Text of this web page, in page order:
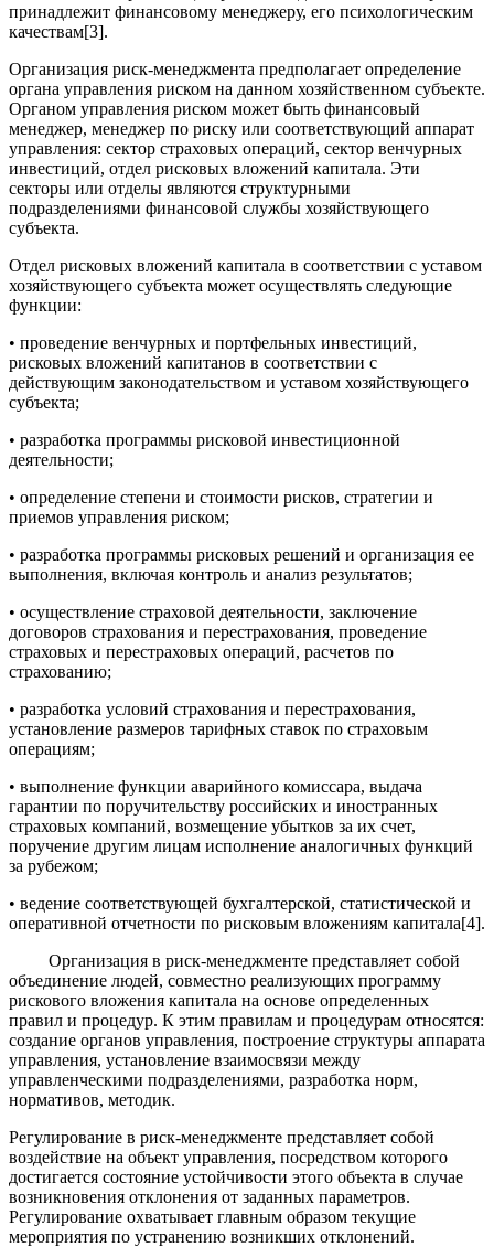
принадлежит финансовому менеджеру, его психологическим
качествам[3].
Организация риск-менеджмента предполагает определение
органа управления риском на данном хозяйственном субъекте.
Органом управления риском может быть финансовый
менеджер, менеджер по риску или соответствующий аппарат
управления: сектор страховых операций, сектор венчурных
инвестиций, отдел рисковых вложений капитала. Эти
секторы или отделы являются структурными
подразделениями финансовой службы хозяйствующего
субъекта.
Отдел рисковых вложений капитала в соответствии с уставом
хозяйствующего субъекта может осуществлять следующие
функции:
• проведение венчурных и портфельных инвестиций,
рисковых вложений капитанов в соответствии с
действующим законодательством и уставом хозяйствующего
субъекта;
• разработка программы рисковой инвестиционной
деятельности;
• определение степени и стоимости рисков, стратегии и
приемов управления риском;
• разработка программы рисковых решений и организация ее
выполнения, включая контроль и анализ результатов;
• осуществление страховой деятельности, заключение
договоров страхования и перестрахования, проведение
страховых и перестраховых операций, расчетов по
страхованию;
• разработка условий страхования и перестрахования,
установление размеров тарифных ставок по страховым
операциям;
• выполнение функции аварийного комиссара, выдача
гарантии по поручительству российских и иностранных
страховых компаний, возмещение убытков за их счет,
поручение другим лицам исполнение аналогичных функций
за рубежом;
• ведение соответствующей бухгалтерской, статистической и
оперативной отчетности по рисковым вложениям капитала[4].
Организация в риск-менеджменте представляет собой
объединение людей, совместно реализующих программу
рискового вложения капитала на основе определенных
правил и процедур. К этим правилам и процедурам относятся:
создание органов управления, построение структуры аппарата
управления, установление взаимосвязи между
управленческими подразделениями, разработка норм,
нормативов, методик.
Регулирование в риск-менеджменте представляет собой
воздействие на объект управления, посредством которого
достигается состояние устойчивости этого объекта в случае
возникновения отклонения от заданных параметров.
Регулирование охватывает главным образом текущие
мероприятия по устранению возникших отклонений.